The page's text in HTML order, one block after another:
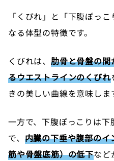
「くびれ」と「下腹ぽっ
なる体型の特徴です。
くびれは、 肋骨と骨盤の間
るウエストラインのくびれ
きの美しい曲線を意味しま
一方で、下腹ぽっこりは
で、 内臓の下垂や腹部の
筋や骨盤底筋）の低下など